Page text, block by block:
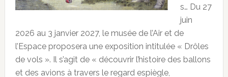
s… Du 27
juin
2026 au 3 janvier 2027, le musée de l’Air et de
l’Espace proposera une exposition intitulée « Drôles
de vols ». Il s’agit de « découvrir l’histoire des ballons
et des avions à travers le regard espiègle,